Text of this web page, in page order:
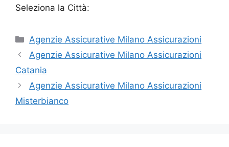
Seleziona la Città:
Categorie
Agenzie Assicurative Milano Assicurazioni
Agenzie Assicurative Milano Assicurazioni
Catania
Agenzie Assicurative Milano Assicurazioni
Misterbianco